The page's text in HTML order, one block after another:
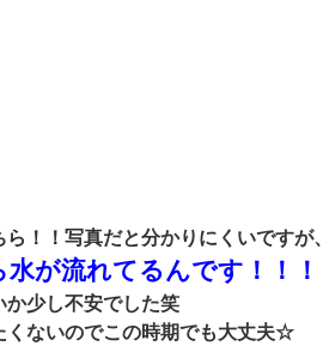
ら！！写真だと分かりにくいですが、
水が流れてるんです！！！
か少し不安でした笑
くないのでこの時期でも大丈夫☆